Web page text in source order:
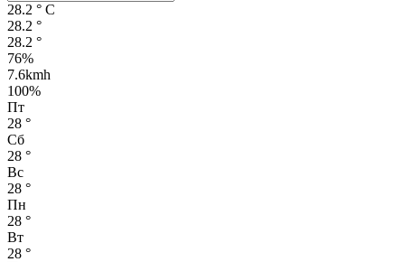
28.2 ° C
28.2 °
28.2 °
76%
7.6kmh
100%
Пт
28 °
Сб
28 °
Вс
28 °
Пн
28 °
Вт
28 °